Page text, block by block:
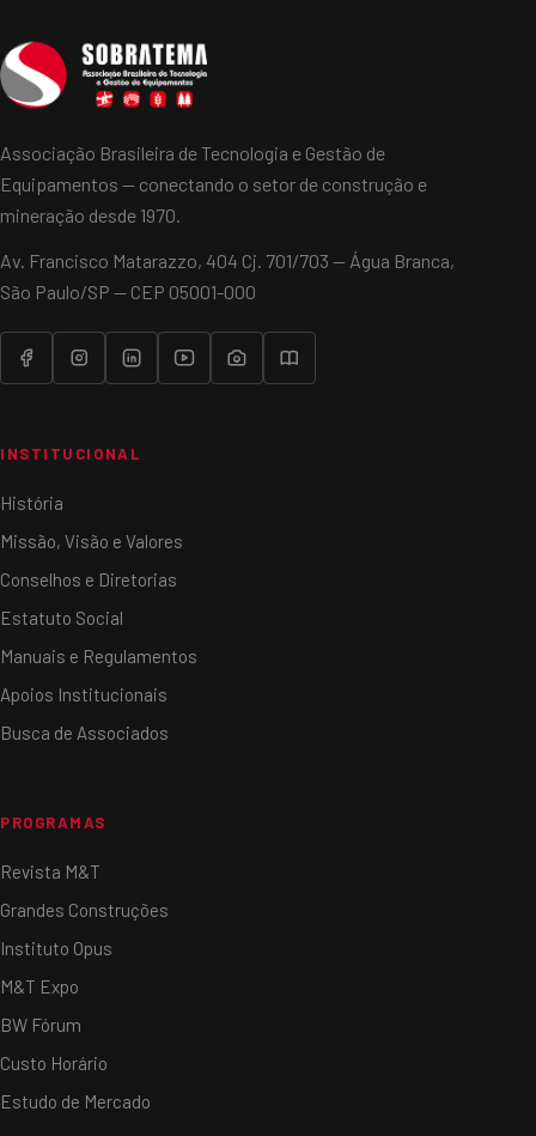
Associação Brasileira de Tecnologia e Gestão de
Equipamentos — conectando o setor de construção e
mineração desde 1970.
Av. Francisco Matarazzo, 404 Cj. 701/703 — Água Branca,
São Paulo/SP — CEP 05001-000
INSTITUCIONAL
História
Missão, Visão e Valores
Conselhos e Diretorias
Estatuto Social
Manuais e Regulamentos
Apoios Institucionais
Busca de Associados
PROGRAMAS
Revista M&T
Grandes Construções
Instituto Opus
M&T Expo
BW Fórum
Custo Horário
Estudo de Mercado